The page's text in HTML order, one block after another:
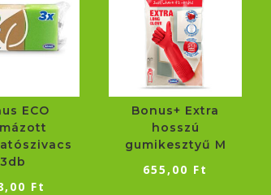
ECO
3db
Ft
Bonus+ Extra
hosszú
gumikesztyű M
655,00 Ft